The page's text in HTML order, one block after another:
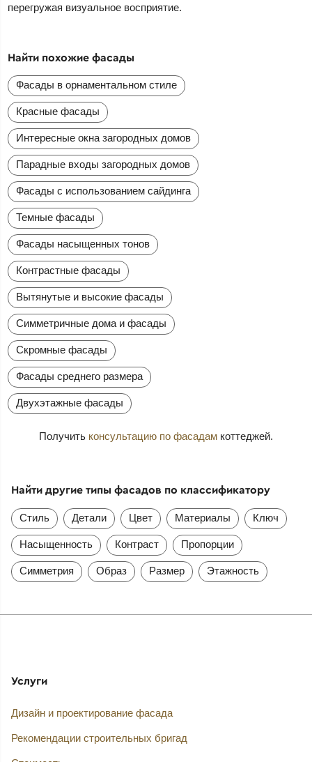
перегружая визуальное восприятие.
Найти похожие фасады
Фасады в орнаментальном стиле
Красные фасады
Интересные окна загородных домов
Парадные входы загородных домов
Фасады с использованием сайдинга
Темные фасады
Фасады насыщенных тонов
Контрастные фасады
Вытянутые и высокие фасады
Симметричные дома и фасады
Скромные фасады
Фасады среднего размера
Двухэтажные фасады
Получить консультацию по фасадам коттеджей.
Найти другие типы фасадов по классификатору
Стиль Детали Цвет Материалы Ключ
Насыщенность Контраст Пропорции
Симметрия Образ Размер Этажность
Услуги
Дизайн и проектирование фасада
Рекомендации строительных бригад